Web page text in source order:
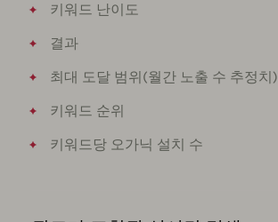
키워드 난이도
결과
최대 도달 범위(월간 노출 수 추정치)
키워드 순위
키워드당 오가닉 설치 수